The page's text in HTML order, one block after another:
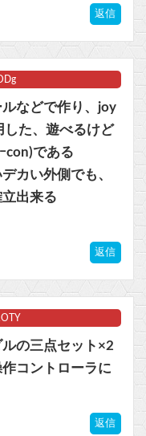
返信
などで作り、joy
した、遊べるけど
con)である
カい外側でも、
出来る
返信
の三点セット×2
コントローラに
返信